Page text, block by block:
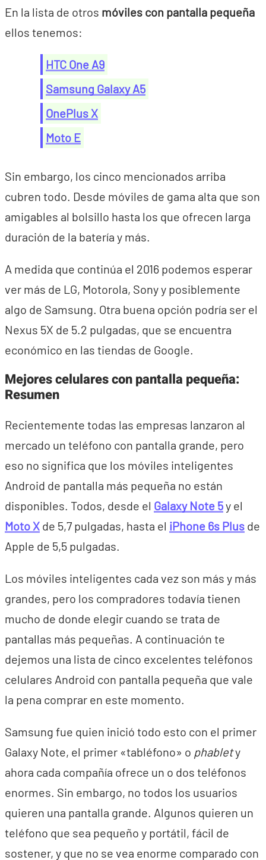
En la lista de otros móviles con pantalla pequeña
ellos tenemos:
HTC One A9
Samsung Galaxy A5
OnePlus X
Moto E
Sin embargo, los cinco mencionados arriba
cubren todo. Desde móviles de gama alta que son
amigables al bolsillo hasta los que ofrecen larga
duración de la batería y más.
A medida que continúa el 2016 podemos esperar
ver más de LG, Motorola, Sony y posiblemente
algo de Samsung. Otra buena opción podría ser el
Nexus 5X de 5.2 pulgadas, que se encuentra
económico en las tiendas de Google.
Mejores celulares con pantalla pequeña:
Resumen
Recientemente todas las empresas lanzaron al
mercado un teléfono con pantalla grande, pero
eso no significa que los móviles inteligentes
Android de pantalla más pequeña no están
disponibles. Todos, desde el Galaxy Note 5y el
Moto X de 5,7 pulgadas, hasta el iPhone 6s Plus de
Apple de 5,5 pulgadas.
Los móviles inteligentes cada vez son más y más
grandes, pero los compradores todavía tienen
mucho de donde elegir cuando se trata de
pantallas más pequeñas. A continuación te
dejemos una lista de cinco excelentes teléfonos
celulares Android con pantalla pequeña que vale
la pena comprar en este momento.
Samsung fue quien inició todo esto con el primer
Galaxy Note, el primer «tabléfono» o phablety
ahora cada compañía ofrece un o dos teléfonos
enormes. Sin embargo, no todos los usuarios
quieren una pantalla grande. Algunos quieren un
teléfono que sea pequeño y portátil, fácil de
sostener, y que no se vea enorme comparado con